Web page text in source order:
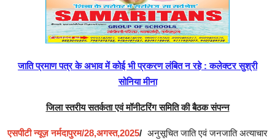
जाति प्रमाण पत्र के अभाव में कोई भी प्रकरण लंबित न रहे : कलेक्टर सुश्री
सोनिया मीना
जिला स्तरीय सतर्कता एवं मॉनीटरिंग समिति की बैठक संपन्न
एसपीटी न्यूज़ नर्मदापुरम/28,अगस्‍त,2025/ अनुसूचित जाति एवं जनजाति अत्याचार